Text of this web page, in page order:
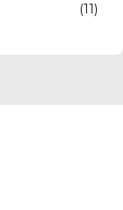
(11)